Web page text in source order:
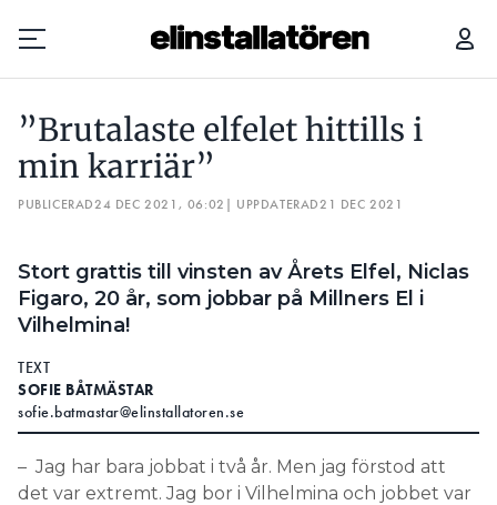
Prenumerera
Hantera prenumeration
Lediga jobb
Annonsera
Läs E-tidningen
Om tidningen
Kontakt
Personuppgifter
”Brutalaste elfelet hittills i
min karriär”
PUBLICERAD24 DEC 2021, 06:02 | UPPDATERAD21 DEC 2021
Stort grattis till vinsten av Årets Elfel, Niclas
Figaro, 20 år, som jobbar på Millners El i
Vilhelmina!
TEXT
SOFIE BÅTMÄSTAR
sofie.batmastar@elinstallatoren.se
– Jag har bara jobbat i två år. Men jag förstod att
det var extremt. Jag bor i Vilhelmina och jobbet var
”BRUTALASTE ELFELET HITTILLS I MIN KARRIÄR”